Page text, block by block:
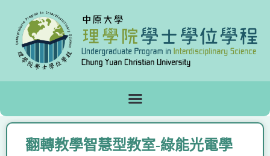
翻轉教學智慧型教室-綠能光電學